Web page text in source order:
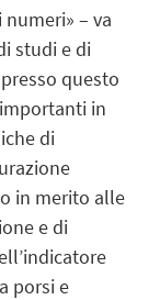
– va
studi e di
questo
in
di
in merito alle
e di
porsi e